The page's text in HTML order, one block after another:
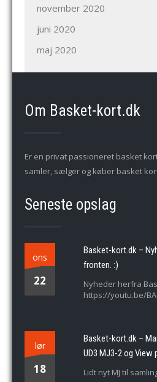
november 2020
juni 2020
maj 2020
Om Basket-kort.dk
Er en privat passioneret basket
samler, sælger og køber basket
Seneste opslag
ons
22
Basket-kort.dk –
fronten. :)
Nyheder herfra
https://youtu.be/
lør
18
Basket-kort.dk –
UD3 MJ3-2 og View
Lidt nyt MJ til